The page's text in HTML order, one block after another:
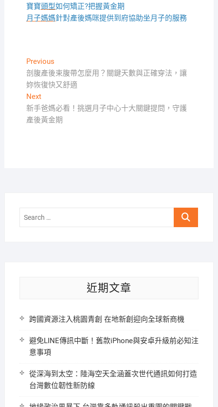
寶寶頭型如何矯正?把握黃金期
月子媽媽針對產後媽咪提供到府協助坐月子的服務
文
章
導
覽
PreviousPrevious
post:
剖腹產後束腹帶怎麼用？關鍵天數與正確穿法，讓
妳恢復快又舒適
NextNext
post:
新手爸媽必看！挑選月子中心十大關鍵提問，守護
產後黃金期
Search
近期文章
跨國資源注入桃園青創 在地新創迎向全球新商機
避免LINE傳訊中斷！舊款iPhone與安卓升級前必知注
意事項
從深海到太空：陸海空天全涵蓋次世代通訊如何打造
台灣數位韌性新防線